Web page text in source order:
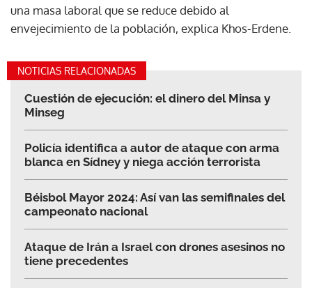
una masa laboral que se reduce debido al
envejecimiento de la población, explica Khos-Erdene.
NOTICIAS RELACIONADAS
Cuestión de ejecución: el dinero del Minsa y
Minseg
Policía identifica a autor de ataque con arma
blanca en Sídney y niega acción terrorista
Béisbol Mayor 2024: Así van las semifinales del
campeonato nacional
Ataque de Irán a Israel con drones asesinos no
tiene precedentes